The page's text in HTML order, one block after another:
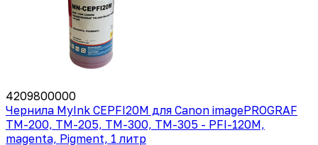
4209800000
Чернила MyInk CEPFI20M для Canon imagePROGRAF
TM-200, TM-205, TM-300, TM-305 - PFI-120M,
magenta, Pigment, 1 литр